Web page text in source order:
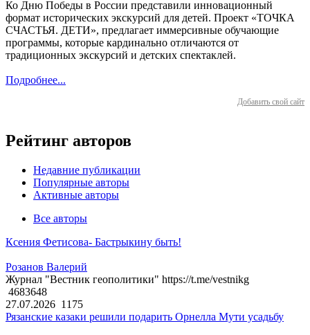
Ко Дню Победы в России представили инновационный
формат исторических экскурсий для детей. Проект «ТОЧКА
СЧАСТЬЯ. ДЕТИ», предлагает иммерсивные обучающие
программы, которые кардинально отличаются от
традиционных экскурсий и детских спектаклей.
Подробнее...
Добавить свой сайт
Рейтинг авторов
Недавние публикации
Популярные авторы
Активные авторы
Все авторы
Ксения Фетисова- Бастрыкину быть!
Розанов Валерий
Журнал "Вестник геополитики" https://t.me/vestnikg
4683648
27.07.2026 1175
Рязанские казаки решили подарить Орнелла Мути усадьбу